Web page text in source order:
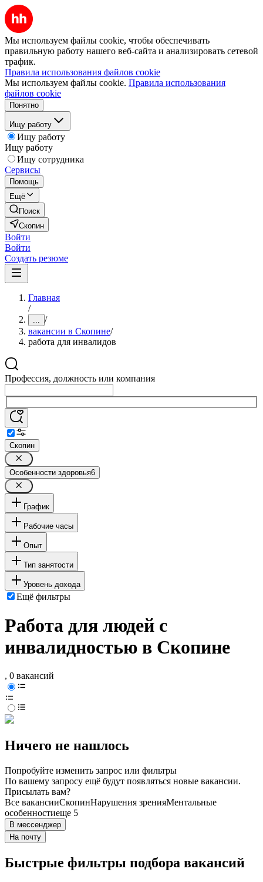
Мы используем файлы cookie, чтобы обеспечивать
правильную работу нашего веб-сайта и анализировать сетевой
трафик.
Правила использования файлов cookie
Мы используем файлы cookie. Правила использования
файлов cookie
Понятно
Ищу работу
Ищу работу
Ищу работу
Ищу сотрудника
Сервисы
Помощь
Ещё
Поиск
Скопин
Войти
Войти
Создать резюме
Главная
/
... /
вакансии в Скопине/
работа для инвалидов
Профессия, должность или компания
Скопин
Особенности здоровья6
График
Рабочие часы
Опыт
Тип занятости
Уровень дохода
Ещё фильтры
Работа для людей с
инвалидностью в Скопине
, 0 вакансий
Ничего не нашлось
Попробуйте изменить запрос или фильтры
По вашему запросу ещё будут появляться новые вакансии.
Присылать вам?
Все вакансииСкопинНарушения зренияМентальные
особенностиеще 5
В мессенджер
На почту
Быстрые фильтры подбора вакансий